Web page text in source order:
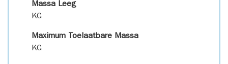
Massa Leeg
KG
Maximum Toelaatbare Massa
KG